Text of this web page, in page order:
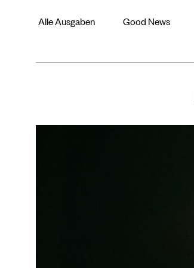
Alle Ausgaben Good News